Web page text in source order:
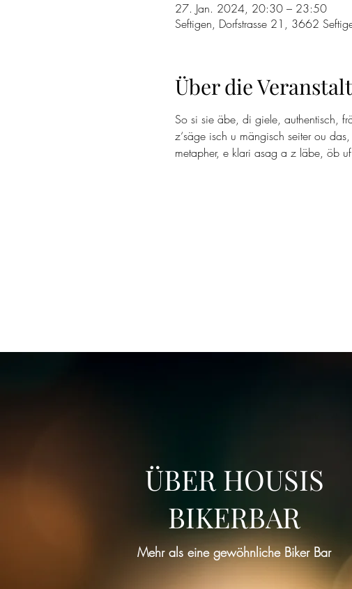
27. Jan. 2024, 20:30 – 23:50
Seftigen, Dorfstrasse 21, 3662
Über die
So si sie äbe, di giele, authentisch,
z‘säge isch u mängisch seiter ou
metapher, e klari asag a z läbe, öb
Diese
ÜBER HOUSIS
BIKERBAR
Mehr als eine gewöhnliche Biker Bar